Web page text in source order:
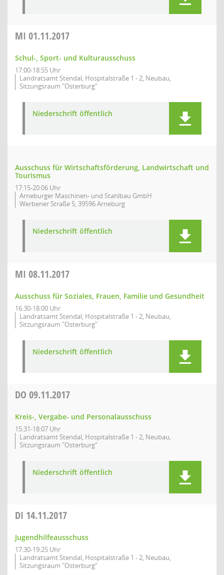
MI 01.11.2017
Schul-, Sport- und Kulturausschuss
17:00-18:55 Uhr
Landratsamt Stendal, Hospitalstraße 1 - 2, Neubau,
Sitzungsraum "Osterburg"
Niederschrift öffentlich
Ausschuss für Wirtschaftsförderung, Landwirtschaft und
Tourismus
17:15-20:06 Uhr
Arneburger Maschinen- und Stahlbau GmbH
Werbener Straße 5, 39596 Arneburg
Niederschrift öffentlich
MI 08.11.2017
Ausschuss für Soziales, Frauen, Familie und Gesundheit
16:30-18:00 Uhr
Landratsamt Stendal, Hospitalstraße 1 - 2, Neubau,
Sitzungsraum "Osterburg"
Niederschrift öffentlich
DO 09.11.2017
Kreis-, Vergabe- und Personalausschuss
15:31-18:07 Uhr
Landratsamt Stendal, Hospitalstraße 1 - 2, Neubau,
Sitzungsraum "Osterburg"
Niederschrift öffentlich
DI 14.11.2017
Jugendhilfeausschuss
17:30-19:25 Uhr
Landratsamt Stendal, Hospitalstraße 1 - 2, Neubau,
Sitzungsraum "Osterburg"